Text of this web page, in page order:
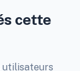
cette
utilisateurs